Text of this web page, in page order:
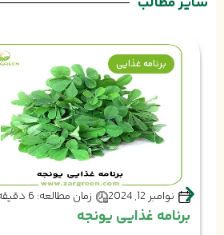
برنامه غذایی
نوامبر 12, 2024 زمان مطالعه: 6 دقیقه
برنامه غذایی یونجه